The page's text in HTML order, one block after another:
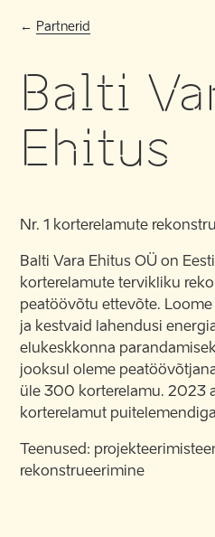
Partnerid
Balti
Ehitus
Nr. 1 korterelamute
Balti Vara Ehitus OÜ on
korterelamute tervikliku
peatöövõtu ettevõte.
ja kestvaid lahendusi
elukeskkonna
jooksul oleme
üle 300 korterelamu. 2023
korterelamut
Teenused:
rekonstrueerimine